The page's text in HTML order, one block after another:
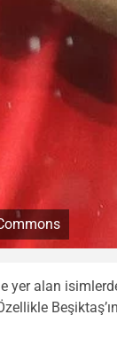
alan